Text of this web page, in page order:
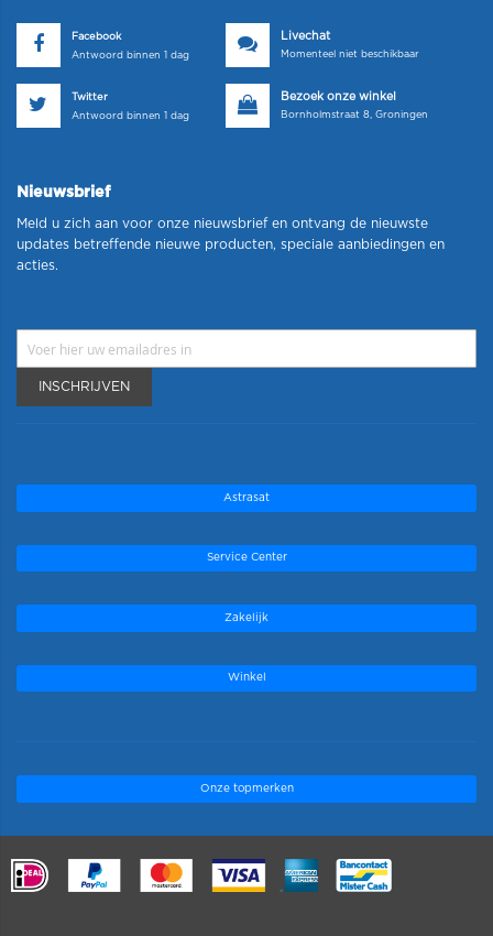
Facebook
Antwoord binnen 1 dag
Livechat
Momenteel niet beschikbaar
Twitter
Antwoord binnen 1 dag
Bezoek onze winkel
Bornholmstraat 8, Groningen
Nieuwsbrief
Meld u zich aan voor onze nieuwsbrief en ontvang de nieuwste
updates betreffende nieuwe producten, speciale aanbiedingen en
acties.
INSCHRIJVEN
Astrasat
Service Center
Zakelijk
Winkel
Onze topmerken
.